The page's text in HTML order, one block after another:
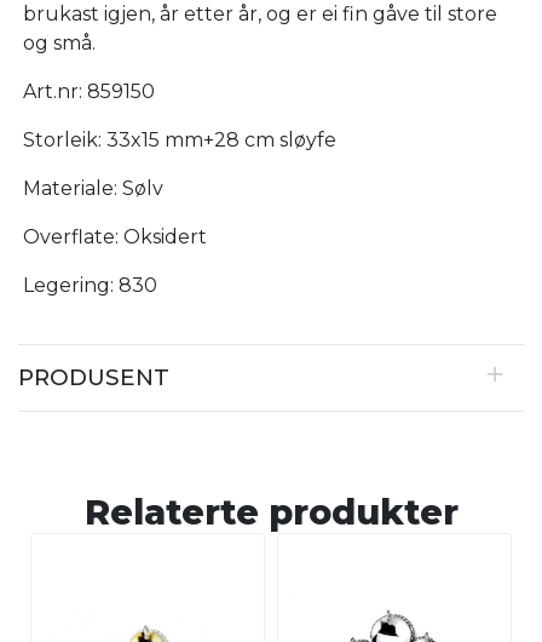
brukast igjen, år etter år, og er ei fin gåve til store
og små.
Art.nr: 859150
Storleik: 33x15 mm+28 cm sløyfe
Materiale: Sølv
Overflate: Oksidert
Legering: 830
PRODUSENT
Relaterte produkter